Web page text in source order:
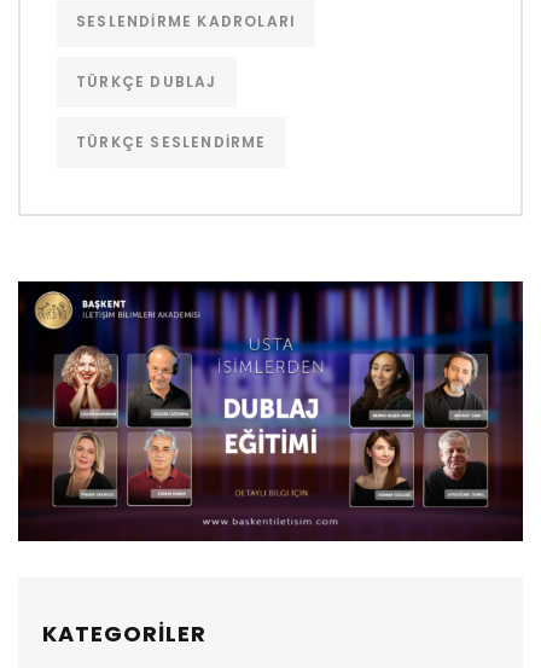
SESLENDIRME KADROLARI
TÜRKÇE DUBLAJ
TÜRKÇE SESLENDIRME
KATEGORİLER